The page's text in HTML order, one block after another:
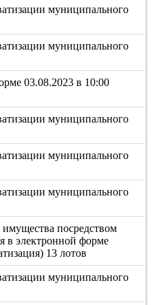
муниципального
муниципального
03.08.2023 в 10:00
муниципального
муниципального
муниципального
посредством
в электронной форме
13 лотов
муниципального